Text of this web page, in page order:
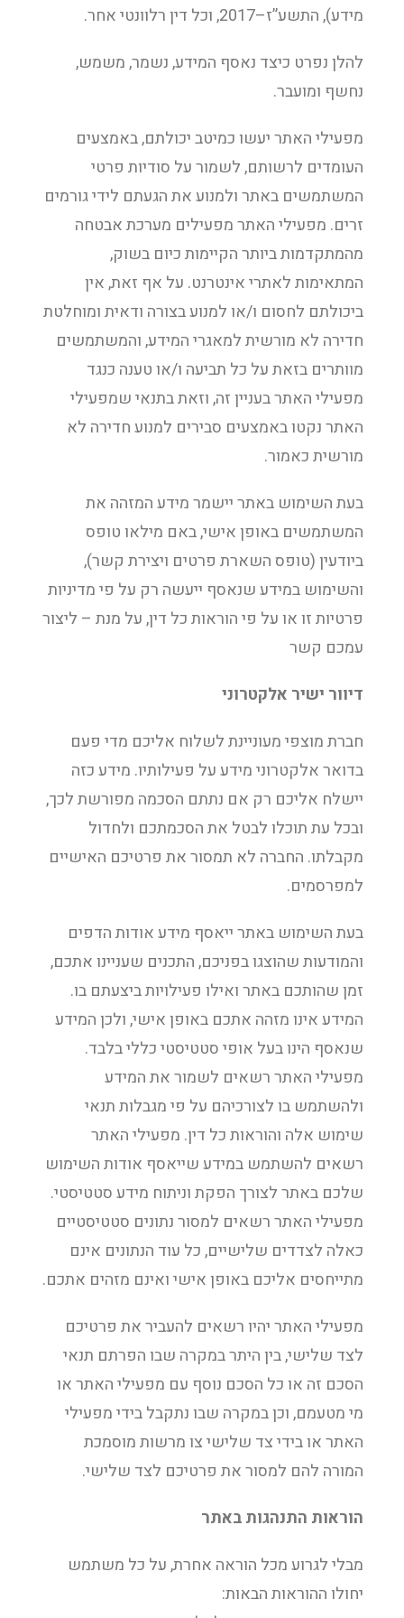
מידע), התשע”ז–2017, וכל דין רלוונטי אחר.
להלן נפרט כיצד נאסף המידע, נשמר, משמש,
נחשף ומועבר.
מפעילי האתר יעשו כמיטב יכולתם, באמצעים
העומדים לרשותם, לשמור על סודיות פרטי
המשתמשים באתר ולמנוע את הגעתם לידי גורמים
זרים. מפעילי האתר מפעילים מערכת אבטחה
מהמתקדמות ביותר הקיימות כיום בשוק,
המתאימות לאתרי אינטרנט. על אף זאת, אין
ביכולתם לחסום ו/או למנוע בצורה ודאית ומוחלטת
חדירה לא מורשית למאגרי המידע, והמשתמשים
מוותרים בזאת על כל תביעה ו/או טענה כנגד
מפעילי האתר בעניין זה, וזאת בתנאי שמפעילי
האתר נקטו באמצעים סבירים למנוע חדירה לא
מורשית כאמור.
בעת השימוש באתר יישמר מידע המזהה את
המשתמשים באופן אישי, באם מילאו טופס
ביודעין (טופס השארת פרטים ויצירת קשר),
והשימוש במידע שנאסף ייעשה רק על פי מדיניות
פרטיות זו או על פי הוראות כל דין, על מנת – ליצור
עמכם קשר
דיוור ישיר אלקטרוני
חברת מוצפי מעוניינת לשלוח אליכם מדי פעם
בדואר אלקטרוני מידע על פעילותיו. מידע כזה
יישלח אליכם רק אם נתתם הסכמה מפורשת לכך,
ובכל עת תוכלו לבטל את הסכמתכם ולחדול
מקבלתו. החברה לא תמסור את פרטיכם האישיים
למפרסמים.
בעת השימוש באתר ייאסף מידע אודות הדפים
והמודעות שהוצגו בפניכם, התכנים שעניינו אתכם,
זמן שהותכם באתר ואילו פעילויות ביצעתם בו.
המידע אינו מזהה אתכם באופן אישי, ולכן המידע
שנאסף הינו בעל אופי סטטיסטי כללי בלבד.
מפעילי האתר רשאים לשמור את המידע
ולהשתמש בו לצורכיהם על פי מגבלות תנאי
שימוש אלה והוראות כל דין. מפעילי האתר
רשאים להשתמש במידע שייאסף אודות השימוש
שלכם באתר לצורך הפקת וניתוח מידע סטטיסטי.
מפעילי האתר רשאים למסור נתונים סטטיסטיים
כאלה לצדדים שלישיים, כל עוד הנתונים אינם
מתייחסים אליכם באופן אישי ואינם מזהים אתכם.
מפעילי האתר יהיו רשאים להעביר את פרטיכם
לצד שלישי, בין היתר במקרה שבו הפרתם תנאי
הסכם זה או כל הסכם נוסף עם מפעילי האתר או
מי מטעמם, וכן במקרה שבו נתקבל בידי מפעילי
האתר או בידי צד שלישי צו מרשות מוסמכת
המורה להם למסור את פרטיכם לצד שלישי.
הוראות התנהגות באתר
מבלי לגרוע מכל הוראה אחרת, על כל משתמש
יחולו ההוראות הבאות: